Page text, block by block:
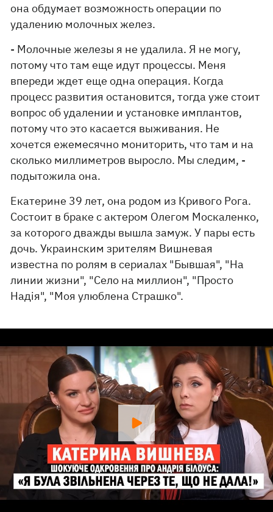
она обдумает возможность операции по
удалению молочных желез.
- Молочные железы я не удалила. Я не могу,
потому что там еще идут процессы. Меня
впереди ждет еще одна операция. Когда
процесс развития остановится, тогда уже стоит
вопрос об удалении и установке имплантов,
потому что это касается выживания. Не
хочется ежемесячно мониторить, что там и на
сколько миллиметров выросло. Мы следим, -
подытожила она.
Екатерине 39 лет, она родом из Кривого Рога.
Состоит в браке с актером Олегом Москаленко,
за которого дважды вышла замуж. У пары есть
дочь. Украинским зрителям Вишневая
известна по ролям в сериалах "Бывшая", "На
линии жизни", "Село на миллион", "Просто
Надія", "Моя улюблена Страшко".